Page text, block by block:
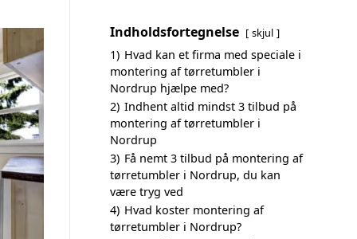
Indholdsfortegnelse skjul
1) Hvad kan et firma med speciale i
montering af tørretumbler i
Nordrup hjælpe med?
2) Indhent altid mindst 3 tilbud på
montering af tørretumbler i
Nordrup
3) Få nemt 3 tilbud på montering af
tørretumbler i Nordrup, du kan
være tryg ved
4) Hvad koster montering af
tørretumbler i Nordrup?